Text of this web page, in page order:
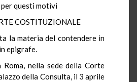
per questi motivi
COSTITUZIONALE
la materia del contendere in
epigrafe.
Roma, nella sede della Corte
della Consulta, il 3 aprile